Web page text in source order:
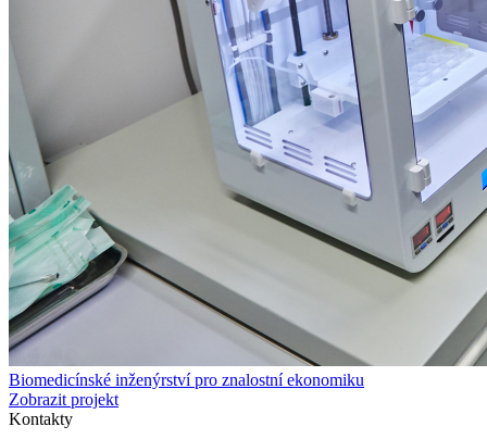
Biomedicínské inženýrství pro znalostní ekonomiku
Zobrazit projekt
Kontakty